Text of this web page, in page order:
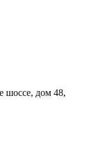
шоссе, дом 48,